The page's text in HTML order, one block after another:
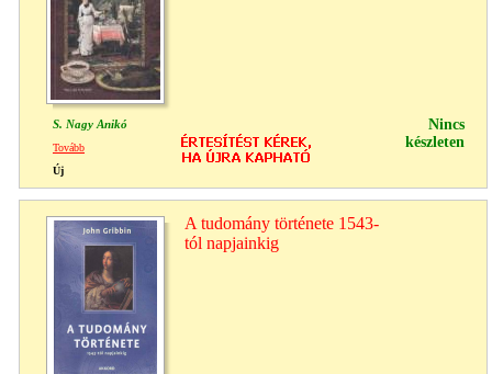
S. Nagy Anikó
Nincs
készleten
Tovább
Új
A tudomány története 1543-
tól napjainkig